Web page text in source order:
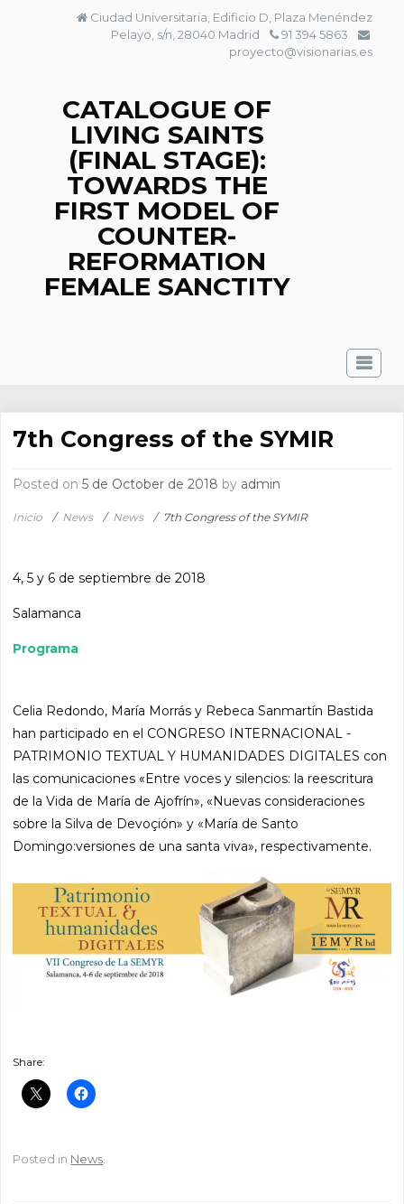
Ciudad Universitaria, Edificio D, Plaza Menéndez
Pelayo, s/n, 28040 Madrid
91 394 5863
proyecto@visionarias.es
CATALOGUE OF
LIVING SAINTS
(FINAL STAGE):
TOWARDS THE
FIRST MODEL OF
COUNTER-
REFORMATION
FEMALE SANCTITY
7th Congress of the SYMIR
Posted on5 de October de 2018 by admin
Inicio / News / News / 7th Congress of the SYMIR
4, 5 y 6 de septiembre de 2018
Salamanca
Programa
Celia Redondo, María Morrás y Rebeca Sanmartín Bastida
han participado en el CONGRESO INTERNACIONAL -
PATRIMONIO TEXTUAL Y HUMANIDADES DIGITALES con
las comunicaciones «Entre voces y silencios: la reescritura
de la Vida de María de Ajofrín», «Nuevas consideraciones
sobre la Silva de Devoçión» y «María de Santo
Domingo:versiones de una santa viva», respectivamente.
Share:
Posted in News.